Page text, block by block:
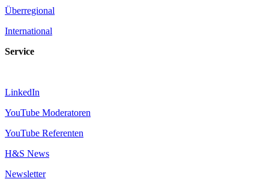
Überregional
International
Service
LinkedIn
YouTube Moderatoren
YouTube Referenten
H&S News
Newsletter